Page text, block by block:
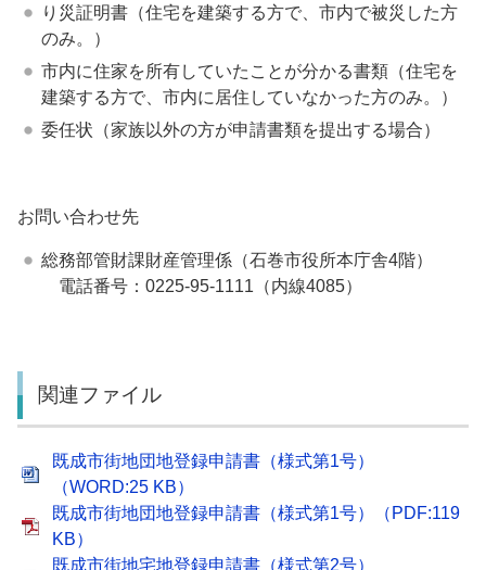
り災証明書（住宅を建築する方で、市内で被災した方
のみ。）
市内に住家を所有していたことが分かる書類（住宅を
建築する方で、市内に居住していなかった方のみ。）
委任状（家族以外の方が申請書類を提出する場合）
お問い合わせ先
総務部管財課財産管理係（石巻市役所本庁舎4階）
電話番号：0225-95-1111（内線4085）
関連ファイル
既成市街地団地登録申請書（様式第1号）
（WORD:25 KB）
既成市街地団地登録申請書（様式第1号）（PDF:119
KB）
既成市街地宅地登録申請書（様式第2号）